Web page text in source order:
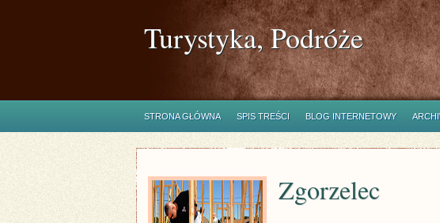
Turystyka, Podróże
STRONA GŁÓWNA SPIS TREŚCI BLOG INTERNETOWY
Zgorzelec